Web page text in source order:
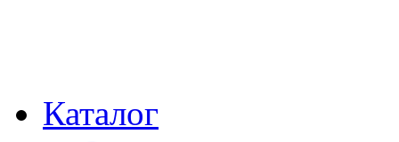
Каталог